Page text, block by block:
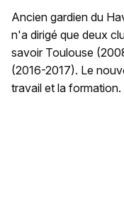
Ancien gardien du
n'a dirigé que deux
savoir Toulouse
(2016-2017). Le
travail et la formation.